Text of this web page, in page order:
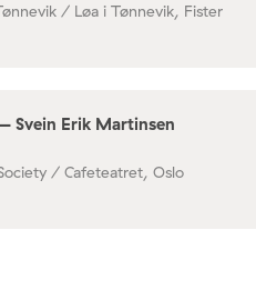
/ Løa i Tønnevik, Fister
Svein Erik Martinsen
/ Cafeteatret, Oslo